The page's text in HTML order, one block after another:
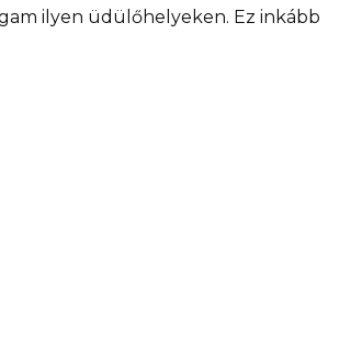
ilyen üdülőhelyeken. Ez inkább